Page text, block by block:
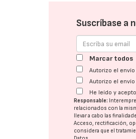
Suscríbase a
Marcar todos
Autorizo el
Autorizo el
He leído y
Responsable:
relacionados con la
llevar a cabo las
Acceso, rectificación,
considera que el